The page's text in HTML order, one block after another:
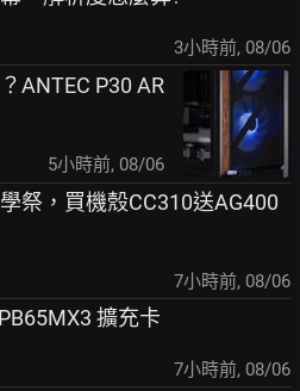
3小時前, 08/06
ANTEC P30 AR
5小時前, 08/06
祭，買機殼CC310送AG400
7小時前, 08/06
擴充卡
7小時前, 08/06